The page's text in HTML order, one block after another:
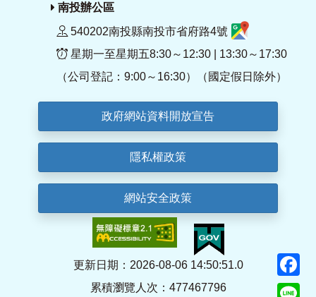
南投辦公區
540202南投縣南投市省府路4號
星期一至星期五8:30～12:30 | 13:30～17:30
（公司登記：9:00～16:30）（國定假日除外）
政府網站資料開放宣告
隱私權政策
網站安全政策
更新日期：2026-08-06 14:50:51.0
累積瀏覽人次：477467796